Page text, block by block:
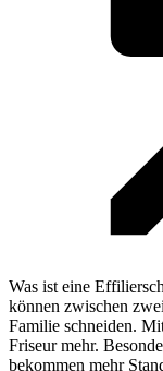
Was ist eine
können zwischen
Familie schneiden.
Friseur mehr.
bekommen mehr